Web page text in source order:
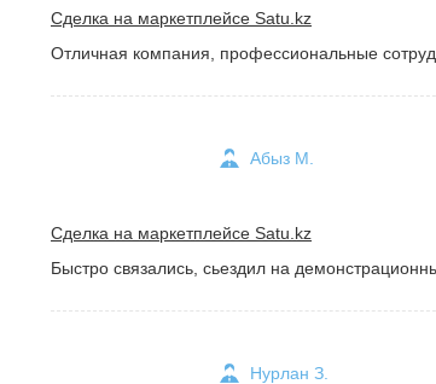
Сделка на маркетплейсе Satu.kz
Отличная компания, профессиональные
Абыз М.
Сделка на маркетплейсе Satu.kz
Быстро связались, сьездил на
Нурлан З.